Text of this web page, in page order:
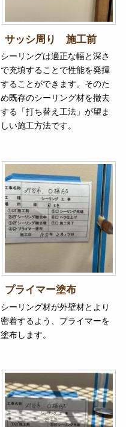
サッシ周り 施工前
シーリングは適正な幅と深さ
で充填することで性能を発揮
することができます。そのた
め既存のシーリング材を撤去
する「打ち替え工法」が望ま
しい施工方法です。
プライマー塗布
シーリング材が外壁材とより
密着するよう、プライマーを
塗布します。